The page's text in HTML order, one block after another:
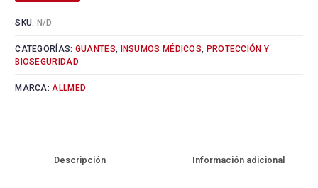
SKU: N/D
CATEGORÍAS: GUANTES, INSUMOS MÉDICOS, PROTECCIÓN Y
BIOSEGURIDAD
MARCA:ALLMED
Descripción Información adicional